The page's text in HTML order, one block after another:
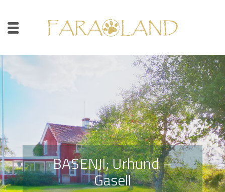
BASENJI; Urhund –
Gasell